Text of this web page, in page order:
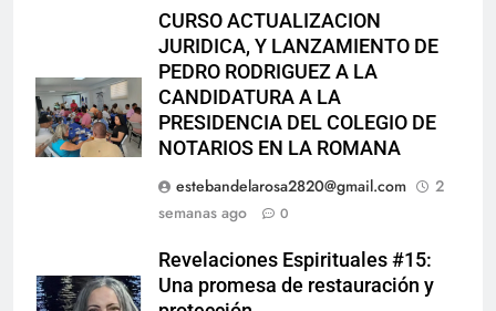
CURSO ACTUALIZACION
JURIDICA, Y LANZAMIENTO DE
PEDRO RODRIGUEZ A LA
CANDIDATURA A LA
PRESIDENCIA DEL COLEGIO DE
NOTARIOS EN LA ROMANA
estebandelarosa2820@gmail.com
2
semanas ago
0
Revelaciones Espirituales #15:
Una promesa de restauración y